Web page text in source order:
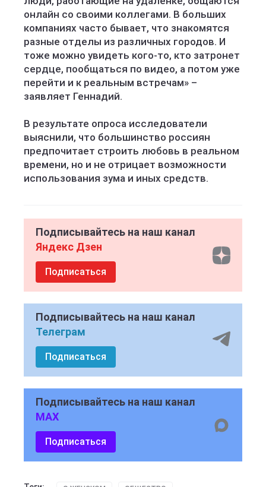
онлайн со своими коллегами. В больших
компаниях часто бывает, что знакомятся
разные отделы из различных городов. И
тоже можно увидеть кого-то, кто затронет
сердце, пообщаться по видео, а потом уже
перейти и к реальным встречам» –
заявляет Геннадий.
В результате опроса исследователи
выяснили, что большинство россиян
предпочитает строить любовь в реальном
времени, но и не отрицает возможности
использования зума и иных средств.
Подписывайтесь на наш канал
Яндекс Дзен
Подписаться
Подписывайтесь на наш канал
Телеграм
Подписаться
Подписывайтесь на наш канал
MAX
Подписаться